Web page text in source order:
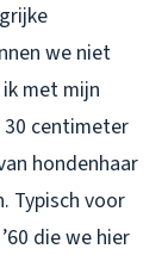
we niet
met mijn
centimeter
hondenhaar
Typisch voor
die we hier